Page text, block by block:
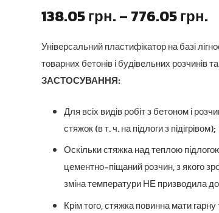
138.05грн. – 776.05грн.
Універсальний пластифікатор на базі
товарних бетонів і будівельних розчинів
ЗАСТОСУВАННЯ:
Для всіх видів робіт з бетоном і
стяжок (в т. ч. на підлоги з підігрівом);
Оскільки стяжка над теплою
цементно-піщаний розчин, з якого
зміна температури НЕ призводила
Крім того, стяжка повинна мати